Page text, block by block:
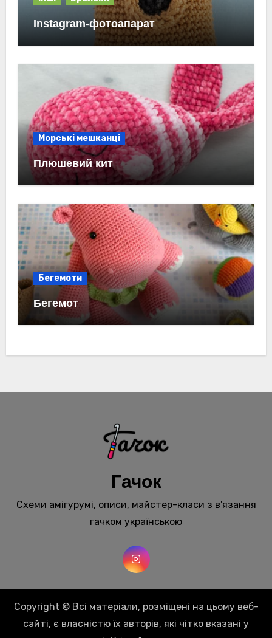
Instagram-фотоапарат
Морські мешканці
Плюшевий кит
Бегемоти
Бегемот
Гачок
Схеми амігурумі, описи, майстер-класи з в'язання
гачком українською
Copyright © Всі матеріали, розміщені на цьому веб-
сайті, є власністю їх авторів, які чітко вказані у